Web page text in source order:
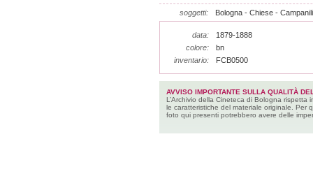
soggetti: Bologna - Chiese -
data:
1879-1888
colore:
bn
inventario:
FCB0500
AVVISO IMPORTANTE SULLA QUALITÀ
L’Archivio della Cineteca di Bologna rispetta
le caratteristiche del materiale originale. Per
foto qui presenti potrebbero avere delle